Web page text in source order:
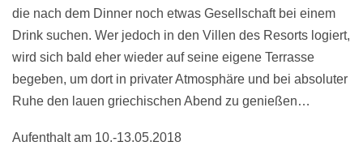
die nach dem Dinner noch etwas Gesellschaft bei einem
Drink suchen. Wer jedoch in den Villen des Resorts logiert,
wird sich bald eher wieder auf seine eigene Terrasse
begeben, um dort in privater Atmosphäre und bei absoluter
Ruhe den lauen griechischen Abend zu genießen…
Aufenthalt am 10.-13.05.2018